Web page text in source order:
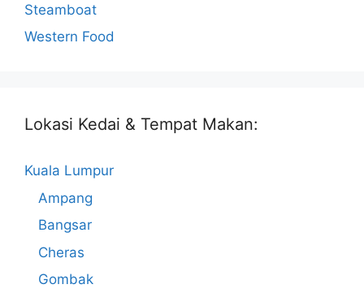
Steamboat
Western Food
Lokasi Kedai & Tempat Makan:
Kuala Lumpur
Ampang
Bangsar
Cheras
Gombak